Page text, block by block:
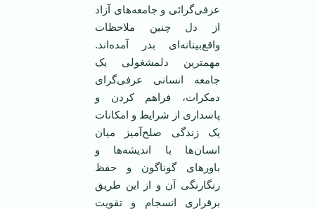
عرفی‌گرائی و جامعه‌های آزاد
از دل چنین ملاحظات
واقع‌بینانه‌ای بدر آمده‌اند.
مهمترین دلمشغولی یک
جامعه انسانی عرفی‌گرای
دمکرات، فراهم کردن و
پاسداری از شرایط و امکانات
یک زندگی صلح‌آمیز میان
انسان‌ها با اندیشه‌ها و
باورهای گوناگون و حفظ
رنگارنگی آن و از این طریق
برقراری انسجام و تقویت